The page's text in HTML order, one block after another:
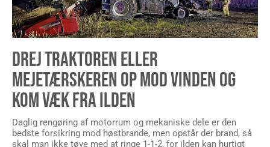
DREJ TRAKTOREN ELLER
MEJETÆRSKEREN OP MOD VINDEN OG
KOM VÆK FRA ILDEN
Daglig rengøring af motorrum og mekaniske dele er den
bedste forsikring mod høstbrande, men opstår der brand, så
skal man ikke tøve med at ringe 1-1-2, for ilden kan hurtigt